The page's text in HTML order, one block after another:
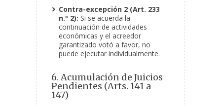
Contra-excepción 2 (Art. 233
n.º 2): Si se acuerda la
continuación de actividades
económicas y el acreedor
garantizado votó a favor, no
puede ejecutar individualmente.
6. Acumulación de Juicios
Pendientes (Arts. 141 a
147)